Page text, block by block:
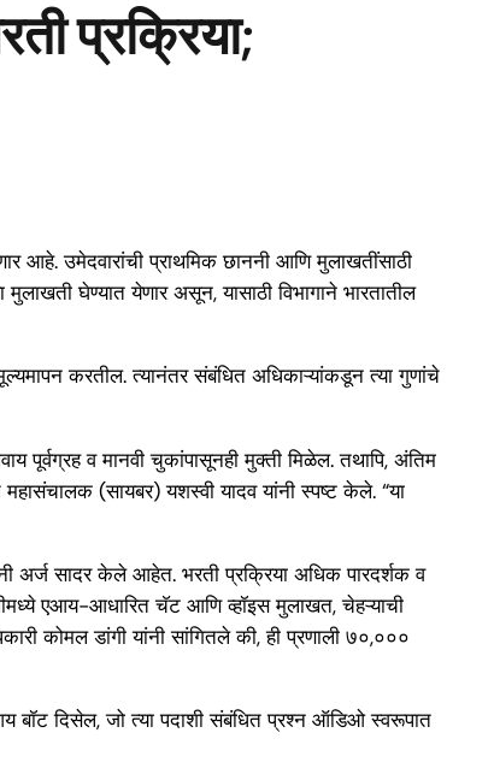
प्रक्रिया;
आहे. उमेदवारांची प्राथमिक छाननी आणि मुलाखतींसाठी
मुलाखती घेण्यात येणार असून, यासाठी विभागाने भारतातील
मूल्यमापन करतील. त्यानंतर संबंधित अधिकाऱ्यांकडून त्या गुणांचे
पूर्वग्रह व मानवी चुकांपासूनही मुक्ती मिळेल. तथापि, अंतिम
(सायबर) यशस्वी यादव यांनी स्पष्ट केले. “या
अर्ज सादर केले आहेत. भरती प्रक्रिया अधिक पारदर्शक व
एआय-आधारित चॅट आणि व्हॉइस मुलाखत, चेहऱ्याची
कोमल डांगी यांनी सांगितले की, ही प्रणाली ७०,०००
बॉट दिसेल, जो त्या पदाशी संबंधित प्रश्न ऑडिओ स्वरूपात